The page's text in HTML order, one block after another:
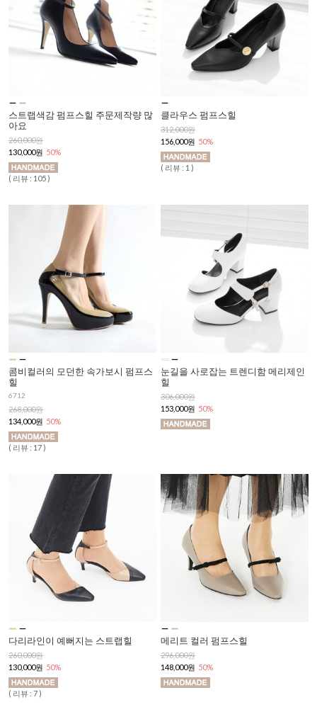
스트랩색감 펌프스힐 주문제작량 많
아요
260,000원
130,000원 50%
( 리뷰 : 105 )
클라우스 펌프스힐
312,000원
156,000원 50%
( 리뷰 : 1 )
콤비컬러의 모던한 속가보시 펌프스
힐
6712
268,000원
134,000원 50%
( 리뷰 : 17 )
눈길을 사로잡는 트렌디함 메리제인
힐
306,000원
153,000원 50%
다리라인이 예뻐지는 스트랩힐
260,000원
130,000원 50%
( 리뷰 : 7 )
메리트 컬러 펌프스힐
296,000원
148,000원 50%